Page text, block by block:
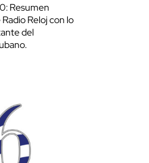
Resumen
Reloj con lo
del